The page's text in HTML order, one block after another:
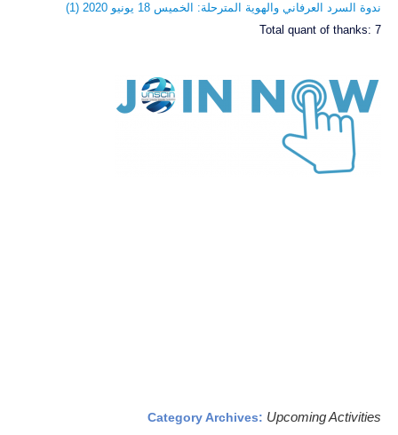
ندوة السرد العرفاني والهوية المترحلة: الخميس 18 يونيو 2020 ( 1
)
Total quant of thanks:7
Category Archives: Upcoming Activities